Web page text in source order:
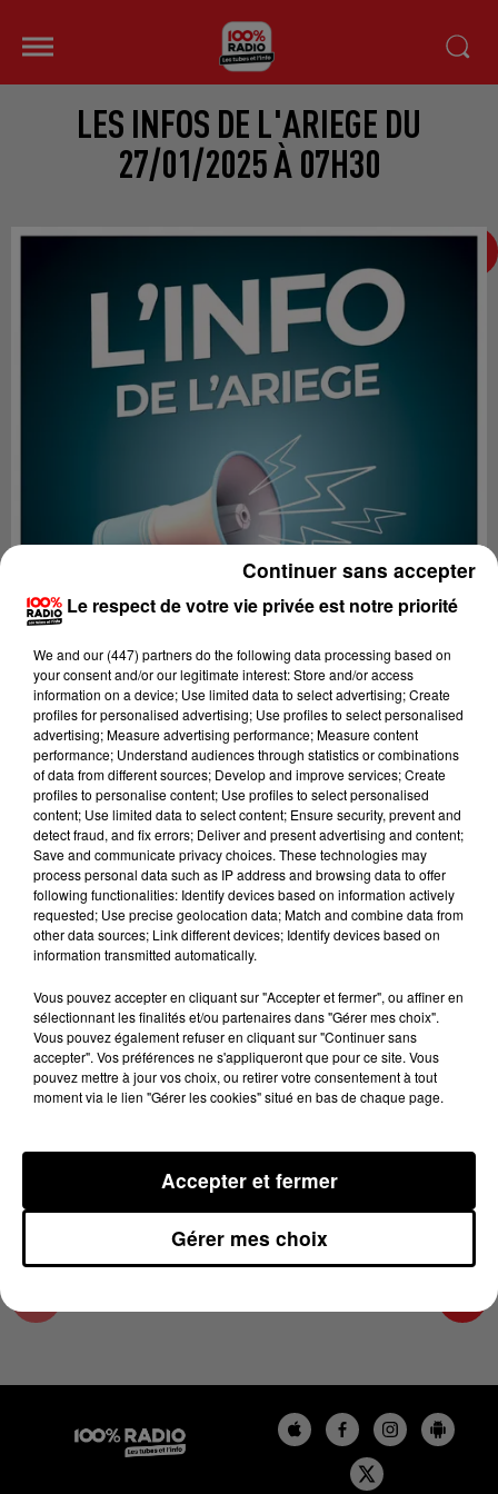
LES INFOS DE L'ARIEGE DU
27/01/2025 À 07H30
Lecture (4 min 18 sec)
100%
100% Radio les infos de l'Ariege
27 janvier 2025 - 4 min 18 sec
LES INFOS DE L'ARIEGE DU 27/01/2025 À
07H30
Podcasts infos de l'Ariège
Le respect de votre vie privée est notre priorité
We and our (447) partnersdo the following data processing based on
your consent and/or our legitimate interest: Store and/or access
information on a device; Use limited data to select advertising; Create
profiles for personalised advertising; Use profiles to select personalised
advertising; Measure advertising performance; Measure content
performance; Understand audiences through statistics or combinations
of data from different sources; Develop and improve services; Create
profiles to personalise content; Use profiles to select personalised
content; Use limited data to select content; Ensure security, prevent and
detect fraud, and fix errors; Deliver and present advertising and content;
Save and communicate privacy choices. These technologies may
process personal data such as IP address and browsing data to offer
following functionalities: Identify devices based on information actively
requested; Use precise geolocation data; Match and combine data from
other data sources; Link different devices; Identify devices based on
information transmitted automatically.
Vous pouvez accepter en cliquant sur "Accepter et fermer", ou affiner en
sélectionnant les finalités et/ou partenaires dans "Gérer mes choix".
Vous pouvez également refuser en cliquant sur "Continuer sans
accepter". Vos préférences ne s'appliqueront que pour ce site. Vous
pouvez mettre à jour vos choix, ou retirer votre consentement à tout
moment via le lien "Gérer les cookies" situé en bas de chaque page.
Gérer mes choix
Accepter et fermer
Continuer sans accepter